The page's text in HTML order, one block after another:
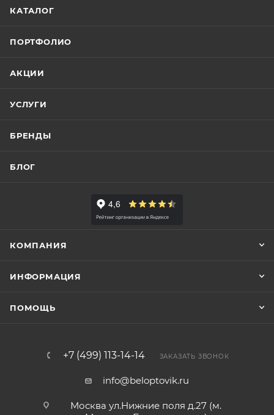
КАТАЛОГ
ПОРТФОЛИО
АКЦИИ
УСЛУГИ
БРЕНДЫ
БЛОГ
КОМПАНИЯ
ИНФОРМАЦИЯ
ПОМОЩЬ
+7 (499) 113-14-14 ЗАКАЗАТЬ ЗВОНОК
info@beloptovik.ru
Москва ул.Нижние поля д.27 (м.